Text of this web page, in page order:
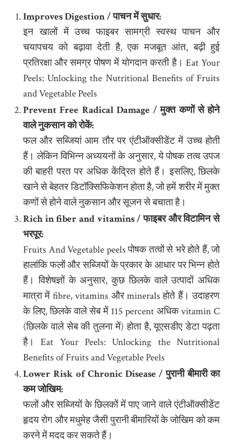
Improves Digestion /पाचन में सुधार:
इन खालों में उच्च फाइबर सामग्री स्वस्थ पाचन और
चयापचय को बढ़ावा देती है, एक मजबूत आंत, बढ़ी हुई
प्रतिरक्षा और समग्र पोषण में योगदान करती है। Eat Your
Peels: Unlocking the Nutritional Benefits of Fruits
and Vegetable Peels
Prevent Free Radical Damage /मुक्त कणों से होने
वाले नुकसान को रोकें:
फल और सब्जियां आम तौर पर एंटीऑक्सीडेंट में उच्च होती
हैं। लेकिन विभिन्न अध्ययनों के अनुसार, ये पोषक तत्व उपज
की बाहरी परत पर अधिक केंद्रित होते हैं। इसलिए, छिलके
खाने से बेहतर डिटॉक्सिफिकेशन होता है, जो हमें शरीर में मुक्त
कणों से होने वाले नुकसान और सूजन से बचाता है।
Rich in fiber and vitamins /फाइबर और विटामिन से
भरपूर:
Fruits And Vegetable peels पोषक तत्वों से भरे होते हैं, जो
हालांकि फलों और सब्जियों के प्रकार के आधार पर भिन्न होते
हैं। विशेषज्ञों के अनुसार, कुछ छिलके वाले उत्पादों अधिक
मात्रा में fibre, vitamins और minerals होते हैं। उदाहरण
के लिए, छिलके वाले सेब में 115 percent अधिक vitamin C
(छिलके वाले सेब की तुलना में) होता है, यूएसडीए डेटा पढ़ता
है। Eat Your Peels: Unlocking the Nutritional
Benefits of Fruits and Vegetable Peels
Lower Risk of Chronic Disease /पुरानी बीमारी का
कम जोखिम:
फलों और सब्जियों के छिलकों में पाए जाने वाले एंटीऑक्सीडेंट
हृदय रोग और मधुमेह जैसी पुरानी बीमारियों के जोखिम को कम
करने में मदद कर सकते हैं।